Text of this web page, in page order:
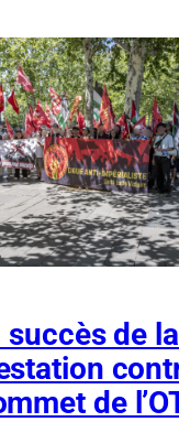
succès de la
de